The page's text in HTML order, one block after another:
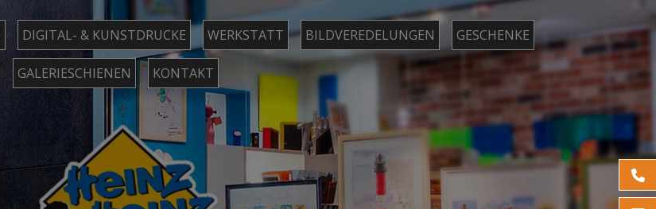
DIGITAL- & KUNSTDRUCKE WERKSTATT BILDVEREDELUNGEN GESCHENKE
GALERIESCHIENEN KONTAKT